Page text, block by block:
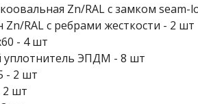
Zn/RAL с замком seam-
RAL с ребрами жесткости - 2 шт
- 4 шт
уплотнитель ЭПДМ - 8 шт
- 2 шт
2 шт